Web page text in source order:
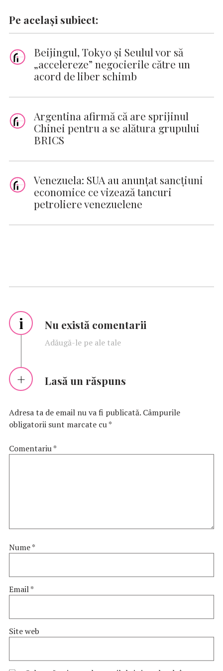
Pe același subiect:
Beijingul, Tokyo şi Seulul vor să
„accelereze” negocierile către un
acord de liber schimb
Argentina afirmă că are sprijinul
Chinei pentru a se alătura grupului
BRICS
Venezuela: SUA au anunţat sancţiuni
economice ce vizează tancuri
petroliere venezuelene
i Nu există comentarii
Adăugă-le pe ale tale
Lasă un răspuns
Adresa ta de email nu va fi publicată. Câmpurile
obligatorii sunt marcate cu*
Comentariu*
Nume*
Email*
Site web